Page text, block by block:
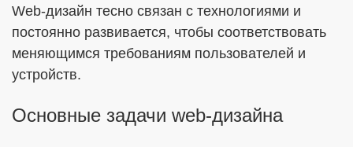
Web-дизайн тесно связан с технологиями и
постоянно развивается, чтобы соответствовать
меняющимся требованиям пользователей и
устройств.
Основные задачи web-дизайна